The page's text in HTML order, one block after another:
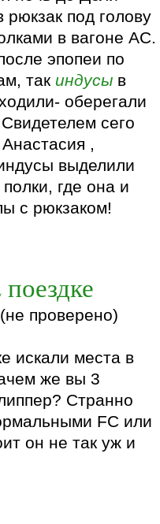
рюкзак под голову
в вагоне АС.
эпопеи по
так индусы в
оберегали
сего
,
выделили
где она и
с рюкзаком!
проверено)
искали места в
же вы 3
Странно
FC или
он не так уж и